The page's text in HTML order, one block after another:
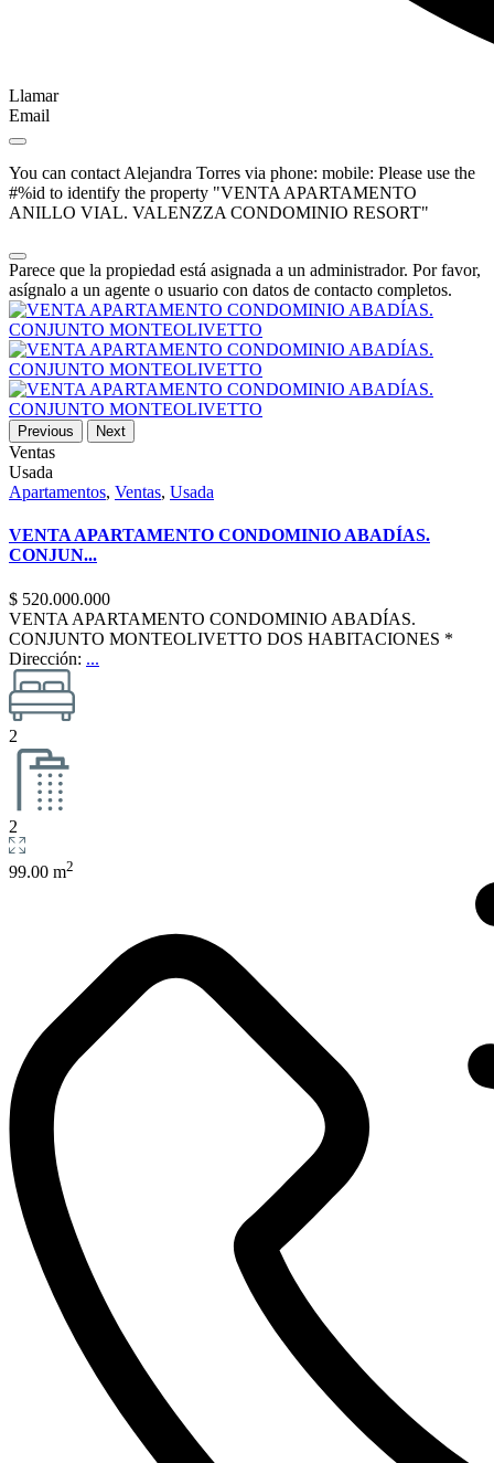
Llamar
Email
You can contact Alejandra Torres via phone: mobile: Please use the
#%id to identify the property "VENTA APARTAMENTO
ANILLO VIAL. VALENZZA CONDOMINIO RESORT"
Parece que la propiedad está asignada a un administrador. Por favor,
asígnalo a un agente o usuario con datos de contacto completos.
Previous Next
Ventas
Usada
Apartamentos, Ventas, Usada
VENTA APARTAMENTO CONDOMINIO ABADÍAS.
CONJUN...
$ 520.000.000
VENTA APARTAMENTO CONDOMINIO ABADÍAS.
CONJUNTO MONTEOLIVETTO DOS HABITACIONES *
Dirección: ...
2
2
99.00 m2